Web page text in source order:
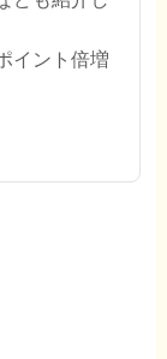
イント倍増